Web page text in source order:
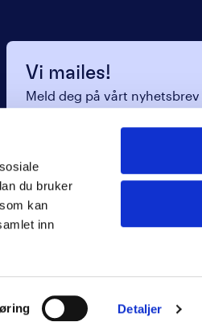
du bruker
kan
inn
Detaljer
Vi mailes!
Meld deg på vårt
E-post
Jeg samtykker tilvåre vilkår